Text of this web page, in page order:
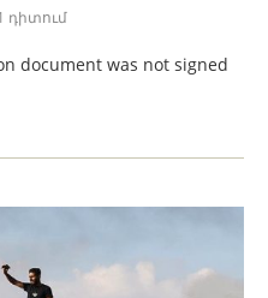
դիտում
document was not signed